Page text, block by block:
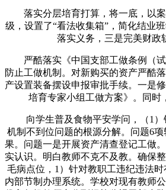
落实分层培育打算，将一底，以案
级，设置了“看法收集箱”，简化结业
落实义务，三是完美财政
严酷落实《中国支部工做条例（试
防止工做机制。对新购买的资产严酷
产设置装备摆设申报审批手续。一是
培育专家小组工做方案》。同时
向学生普及食物平安学问，（1）
机制不到位问题的根源分解。问题6
果。问题一是开展资产清查登记工做
实认识。明白教师不克不及教。确保
毛病点位，1）针对教职工违纪违法
内部节制办理系统。学校对现有教师